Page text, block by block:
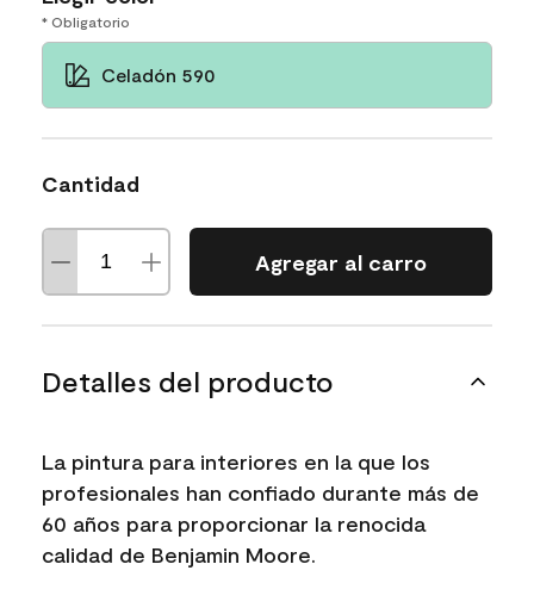
* Obligatorio
Celadón 590
Cantidad
Agregar al carro
Detalles del producto
La pintura para interiores en la que los
profesionales han confiado durante más de
60 años para proporcionar la renocida
calidad de Benjamin Moore.